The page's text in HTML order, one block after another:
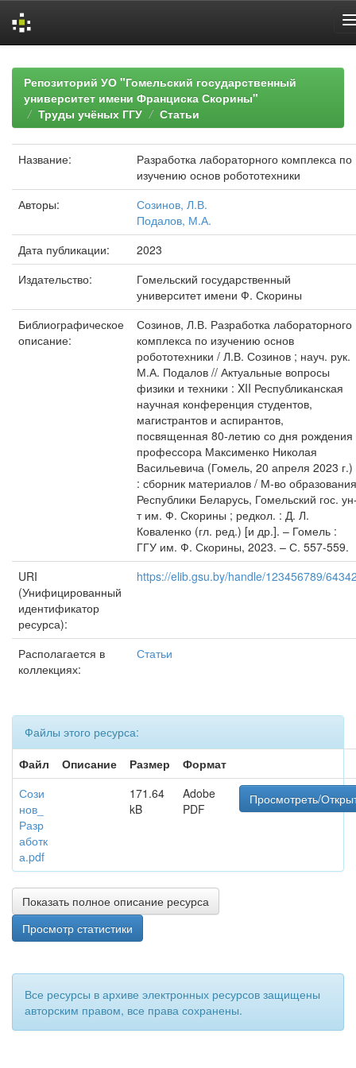
navigationРепозиторий УО "Гомельский государственный
университет имени Франциска Скорины"
Труды учёных ГГУ
Статьи
Название:
Разработка лабораторного комплекса по
изучению основ робототехники
Авторы:
Созинов, Л.В.
Подалов, М.А.
Дата публикации:
2023
Издательство:
Гомельский государственный
университет имени Ф. Скорины
Библиографическое
описание:
Созинов, Л.В. Разработка лабораторного
комплекса по изучению основ
робототехники / Л.В. Созинов ; науч. рук.
М.А. Подалов // Актуальные вопросы
физики и техники : XII Республиканская
научная конференция студентов,
магистрантов и аспирантов,
посвященная 80-летию со дня рождения
профессора Максименко Николая
Васильевича (Гомель, 20 апреля 2023 г.)
: сборник материалов / М-во образования
Республики Беларусь, Гомельский гос.
т им. Ф. Скорины ; редкол. : Д. Л.
Коваленко (гл. ред.) [и др.]. – Гомель :
ГГУ им. Ф. Скорины, 2023. – С. 557-559.
URI
(Унифицированный
идентификатор
ресурса):
https://elib.gsu.by/handle/123456789/
Располагается в
коллекциях:
Статьи
Файлы этого ресурса:
Файл
Описание Размер
Формат
Сози
нов_
Разр
аботк
а.pdf
171.64
kB
Adobe
PDF
Просмотреть/
Показать полное описание ресурса
Просмотр статистики
Все ресурсы в архиве электронных ресурсов защищены
авторским правом, все права сохранены.